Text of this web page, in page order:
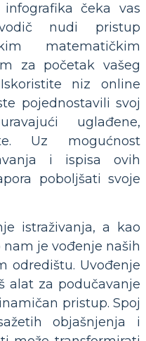
čeka vas
nudi pristup
matematičkim
za početak vašeg
niz online
pojednostavili svoj
uglađene,
Uz mogućnost
i ispisa ovih
poboljšati svoje
istraživanja, a kao
je vođenje naših
odredištu. Uvođenje
alat za podučavanje
pristup. Spoj
objašnjenja i